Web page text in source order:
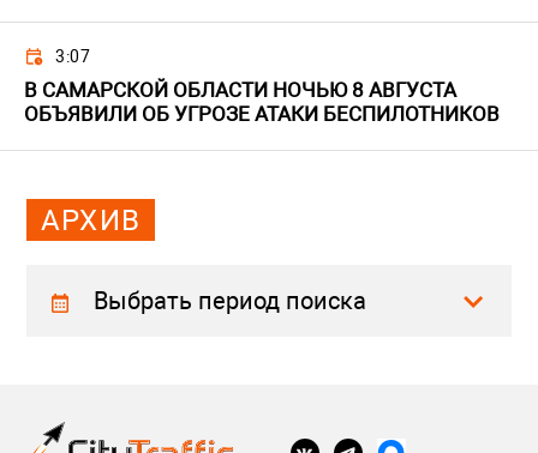
3:07
В САМАРСКОЙ ОБЛАСТИ НОЧЬЮ 8 АВГУСТА
ОБЪЯВИЛИ ОБ УГРОЗЕ АТАКИ БЕСПИЛОТНИКОВ
АРХИВ
Выбрать период поиска